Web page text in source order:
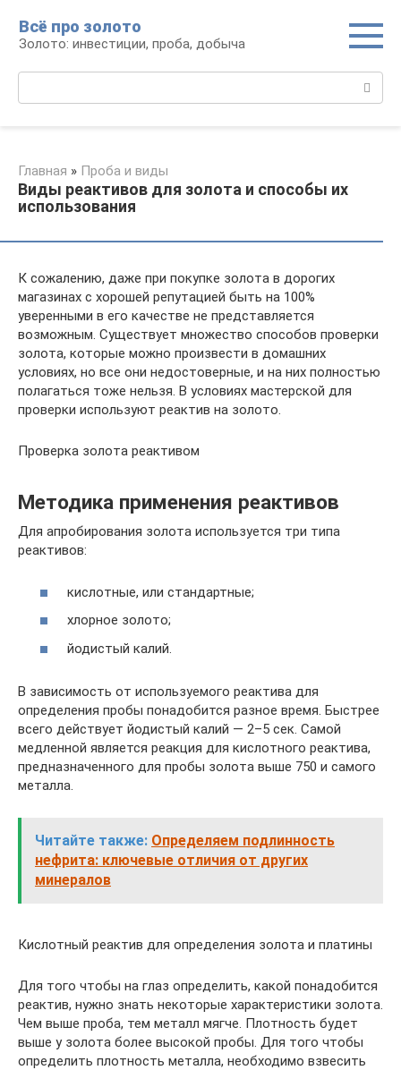
контенту
Всё про золото
Золото: инвестиции, проба, добыча
Главная » Проба и виды
Виды реактивов для золота и способы их
использования
К сожалению, даже при покупке золота в дорогих
магазинах с хорошей репутацией быть на 100%
уверенными в его качестве не представляется
возможным. Существует множество способов проверки
золота, которые можно произвести в домашних
условиях, но все они недостоверные, и на них полностью
полагаться тоже нельзя. В условиях мастерской для
проверки используют реактив на золото.
Проверка золота реактивом
Методика применения реактивов
Для апробирования золота используется три типа
реактивов:
кислотные, или стандартные;
хлорное золото;
йодистый калий.
В зависимость от используемого реактива для
определения пробы понадобится разное время. Быстрее
всего действует йодистый калий — 2–5 сек. Самой
медленной является реакция для кислотного реактива,
предназначенного для пробы золота выше 750 и самого
металла.
Читайте также: Определяем подлинность
нефрита: ключевые отличия от других
минералов
Кислотный реактив для определения золота и платины
Для того чтобы на глаз определить, какой понадобится
реактив, нужно знать некоторые характеристики золота.
Чем выше проба, тем металл мягче. Плотность будет
выше у золота более высокой пробы. Для того чтобы
определить плотность металла, необходимо взвесить